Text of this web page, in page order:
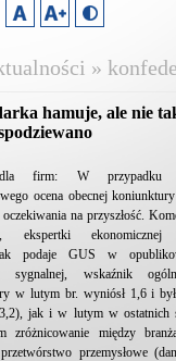
»
hamuje, ale nie
firm: W przypadku
ocena obecnej
na przyszłość.
ekspertki ekonomicznej
podaje GUS w
sygnalnej, wskaźnik
w lutym br. wyniósł 1,6 i
jak i w lutym w ostatnich
zróżnicowanie między
przetwórstwo przemysłowe